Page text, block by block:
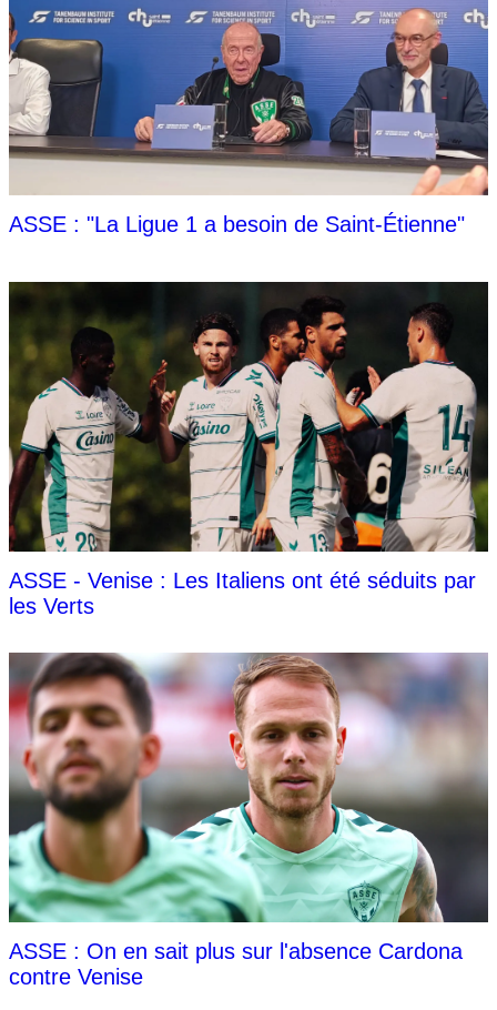
ASSE : "La Ligue 1 a besoin de Saint-Étienne"
ASSE - Venise : Les Italiens ont été séduits par
les Verts
ASSE : On en sait plus sur l'absence Cardona
contre Venise